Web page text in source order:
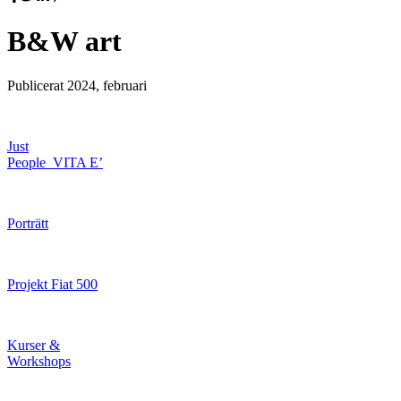
B&W art
Publicerat 2024, februari
Just
People_VITA E’
Porträtt
Projekt Fiat 500
Kurser &
Workshops